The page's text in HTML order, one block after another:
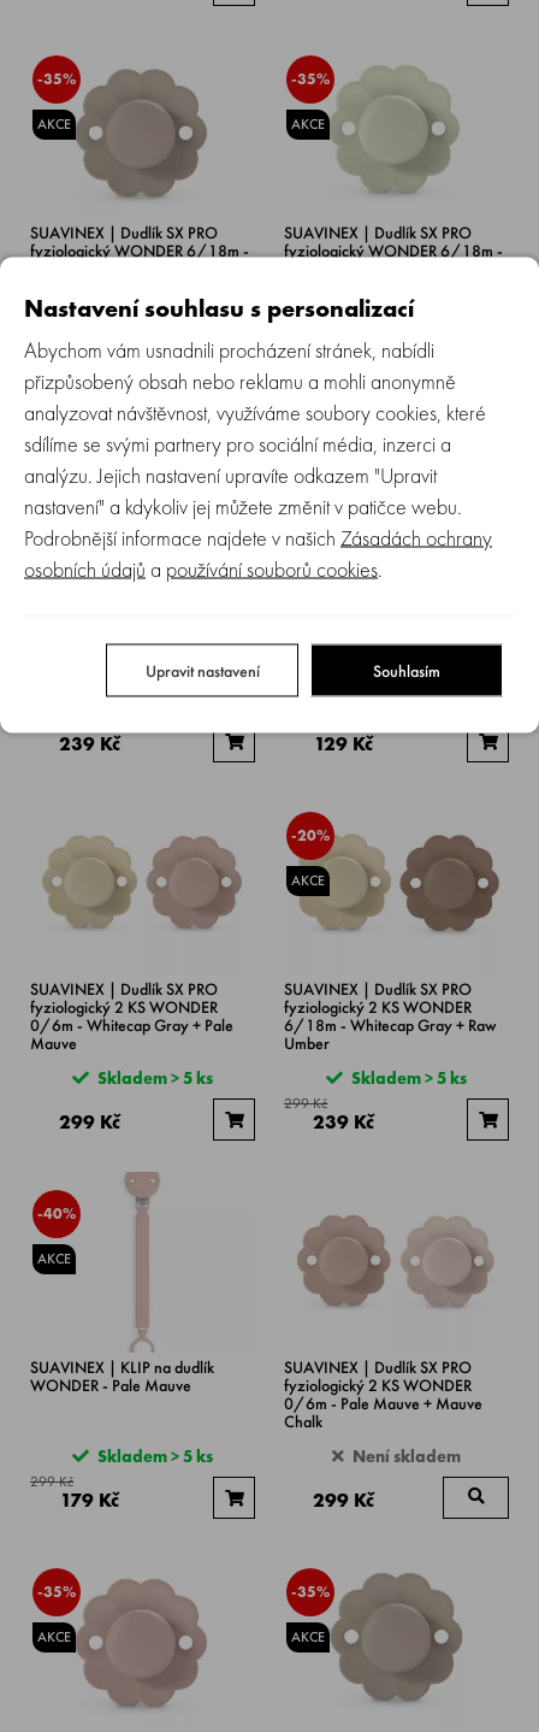
-35%
AKCE
SUAVINEX | Dudlík SX PRO
fyziologický WONDER 6/18m -
Skladem > 5 ks
199 Kč
129 Kč
-35%
AKCE
SUAVINEX | Dudlík SX PRO
fyziologický WONDER 6/18m -
Skladem > 5 ks
199 Kč
129 Kč
-20%
AKCE
0/6m - Almost Aqua + Whitecap
Skladem > 5 ks
239 Kč
-35%
AKCE
Pale Mauve
Skladem > 5 ks
129 Kč
SUAVINEX | Dudlík SX PRO
fyziologický 2 KS WONDER
0/6m - Whitecap Gray + Pale
Mauve
Skladem > 5 ks
299 Kč
-20%
AKCE
SUAVINEX | Dudlík SX PRO
fyziologický 2 KS WONDER
6/18m - Whitecap Gray + Raw
Umber
Skladem > 5 ks
299 Kč
239 Kč
-40%
AKCE
SUAVINEX | KLIP na dudlík
WONDER - Pale Mauve
Skladem > 5 ks
299 Kč
179 Kč
SUAVINEX | Dudlík SX PRO
fyziologický 2 KS WONDER
0/6m - Pale Mauve + Mauve
Chalk
Není skladem
299 Kč
-35%
AKCE
-35%
AKCE
Nastavení souhlasu s personalizací
Abychom vám usnadnili procházení stránek, nabídli
přizpůsobený obsah nebo reklamu a mohli anonymně
analyzovat návštěvnost, využíváme soubory cookies, které
sdílíme se svými partnery pro sociální média, inzerci a
analýzu. Jejich nastavení upravíte odkazem "Upravit
nastavení" a kdykoliv jej můžete změnit v patičce webu.
Podrobnější informace najdete v našich Zásadách ochrany
osobních údajů a používání souborů cookies.
Upravit nastavení Souhlasím